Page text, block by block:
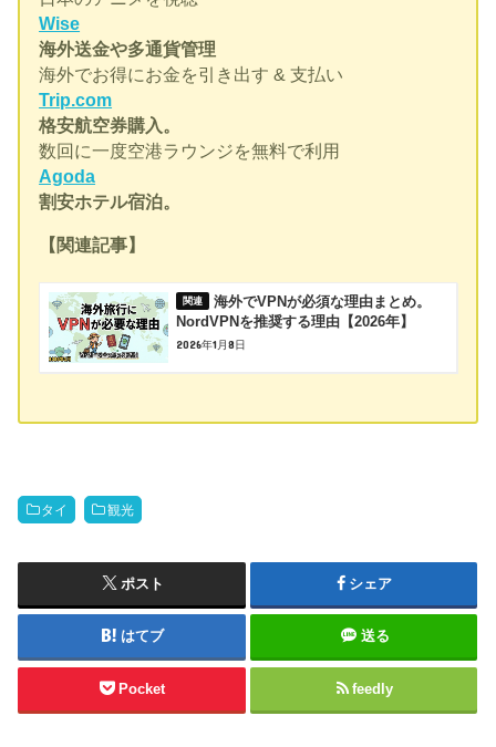
Wise
海外送金や多通貨管理
海外でお得にお金を引き出す & 支払い
Trip.com
格安航空券購入。
数回に一度空港ラウンジを無料で利用
Agoda
割安ホテル宿泊。
【関連記事】
海外でVPNが必須な理由まとめ。
NordVPNを推奨する理由【2026年】
2026年1月8日
タイ 観光
ポスト シェア
はてブ 送る
Pocket feedly